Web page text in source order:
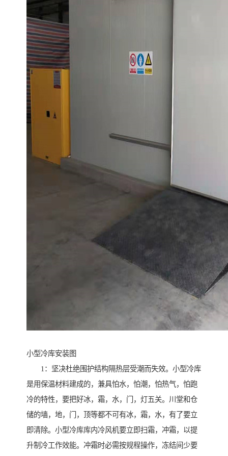
小型冷库安装图
1：坚决杜绝围护结构隔热层受潮而失效。小型冷库
是用保温材料建成的，兼具怕水，怕潮，怕热气，怕跑
冷的特性，要把好冰，霜，水，门，灯五关。川堂和仓
储的墙，地，门，顶等都不可有冰，霜，水，有了要立
即清除。小型冷库库内冷风机要立即扫霜，冲霜，以提
升制冷工作效能。冲霜时必需按规程操作，冻结间少要